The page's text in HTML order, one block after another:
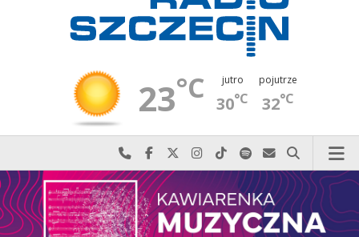
23°C jutro
30°C
pojutrze
32°C
Najlepiej po prostu do nas zadzwoń
Odwiedź nas na Facebook-u
Odwiedź nas na X
Odwiedź nas na Instagram-ie
Odwiedź nas na TikTok-u
Szukaj nas na Spotify
Wyślij do nas
Szukaj